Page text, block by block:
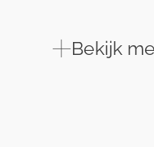
Bekijk
Bekijk